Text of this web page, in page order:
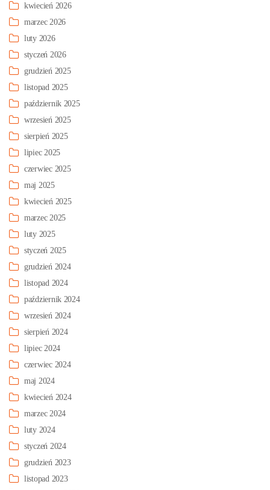
kwiecień 2026
marzec 2026
luty 2026
styczeń 2026
grudzień 2025
listopad 2025
październik 2025
wrzesień 2025
sierpień 2025
lipiec 2025
czerwiec 2025
maj 2025
kwiecień 2025
marzec 2025
luty 2025
styczeń 2025
grudzień 2024
listopad 2024
październik 2024
wrzesień 2024
sierpień 2024
lipiec 2024
czerwiec 2024
maj 2024
kwiecień 2024
marzec 2024
luty 2024
styczeń 2024
grudzień 2023
listopad 2023